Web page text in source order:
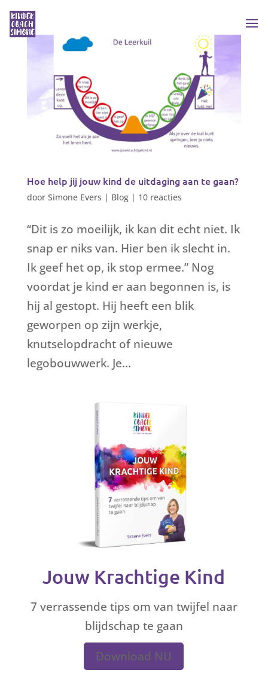
Hoe help jij jouw kind de uitdaging aan te gaan?
door Simone Evers | Blog| 10 reacties
“Dit is zo moeilijk, ik kan dit echt niet. Ik
snap er niks van. Hier ben ik slecht in.
Ik geef het op, ik stop ermee.” Nog
voordat je kind er aan begonnen is, is
hij al gestopt. Hij heeft een blik
geworpen op zijn werkje,
knutselopdracht of nieuwe
legobouwwerk. Je...
Jouw Krachtige Kind
7 verrassende tips om van twijfel naar
blijdschap te gaan
Download NU